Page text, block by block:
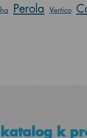
Perola Vertico
k